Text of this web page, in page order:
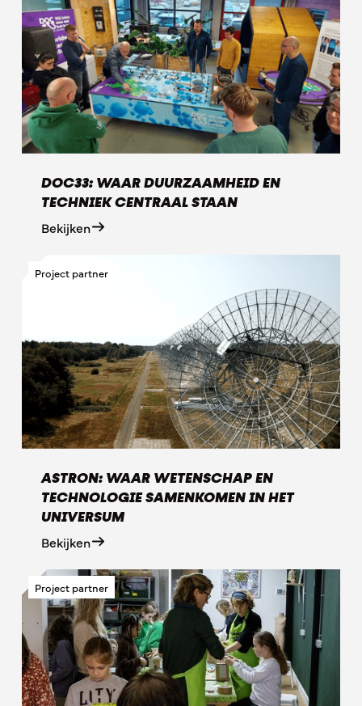
DOC33: WAAR DUURZAAMHEID EN
TECHNIEK CENTRAAL STAAN
Bekijken
Project partner
ASTRON: WAAR WETENSCHAP EN
TECHNOLOGIE SAMENKOMEN IN HET
UNIVERSUM
Bekijken
Project partner